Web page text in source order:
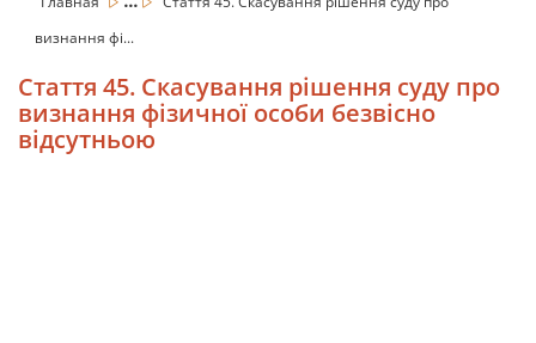
визнання фі...
Стаття 45. Скасування рішення суду про
визнання фізичної особи безвісно
відсутньою